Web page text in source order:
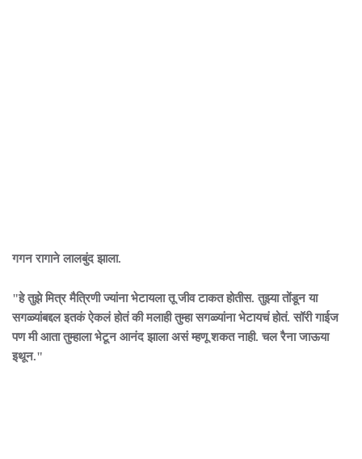
गगन रागाने लालबुंद झाला.
"हे तुझे मित्र मैत्रिणी ज्यांना भेटायला तू जीव टाकत होतीस. तुझ्या तोंडून या
सगळ्यांबद्दल इतकं ऐकलं होतं की मलाही तुम्हा सगळ्यांना भेटायचं होतं. सॉरी गाईज
पण मी आता तुम्हाला भेटून आनंद झाला असं म्हणू शकत नाही. चल रैना जाऊया
इथून."